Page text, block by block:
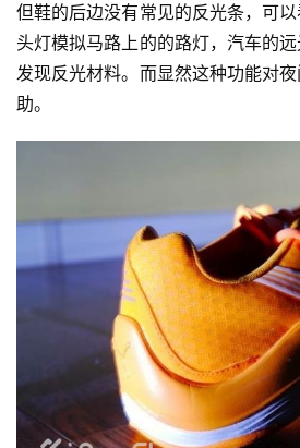
但鞋的后边没有常见的反光条，可
头灯模拟马路上的的路灯，汽车的
发现反光材料。而显然这种功能对
助。